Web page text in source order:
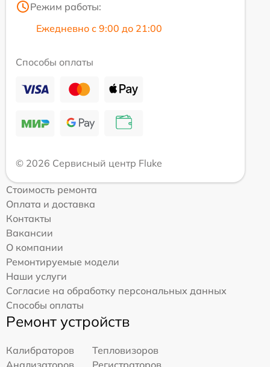
Режим работы:
Ежедневно с 9:00 до 21:00
Способы оплаты
© 2026 Сервисный центр Fluke
Стоимость ремонта
Оплата и доставка
Контакты
Вакансии
О компании
Ремонтируемые модели
Наши услуги
Согласие на обработку персональных данных
Способы оплаты
Ремонт устройств
Калибраторов
Тепловизоров
Анализаторов
Регистраторов